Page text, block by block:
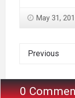
May 31,
Previous
0